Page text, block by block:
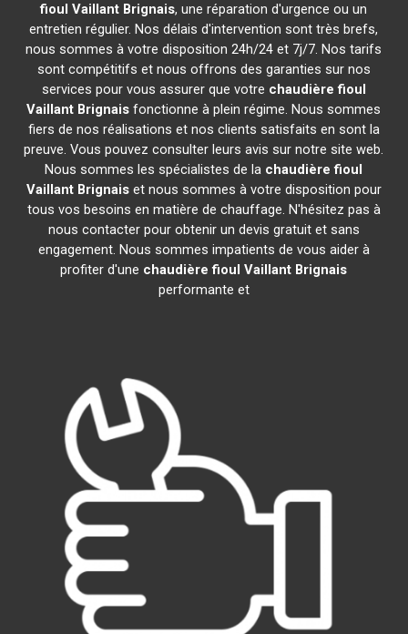
fioul Vaillant Brignais, une réparation d'urgence ou un
entretien régulier. Nos délais d'intervention sont très brefs,
nous sommes à votre disposition 24h/24 et 7j/7. Nos tarifs
sont compétitifs et nous offrons des garanties sur nos
services pour vous assurer que votre chaudière fioul
Vaillant Brignais fonctionne à plein régime. Nous sommes
fiers de nos réalisations et nos clients satisfaits en sont la
preuve. Vous pouvez consulter leurs avis sur notre site web.
Nous sommes les spécialistes de la chaudière fioul
Vaillant Brignaiset nous sommes à votre disposition pour
tous vos besoins en matière de chauffage. N'hésitez pas à
nous contacter pour obtenir un devis gratuit et sans
engagement. Nous sommes impatients de vous aider à
profiter d'une chaudière fioul Vaillant Brignais
performante et